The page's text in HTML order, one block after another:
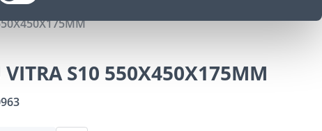
S10 550X450X175MM